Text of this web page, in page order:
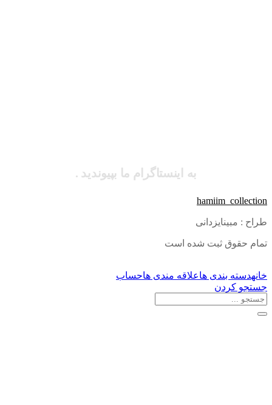
به اینستاگرام ما بپیوندید .
hamiim_collection
طراح : مبینایزدانی
تمام حقوق ثبت شده است
خانهدسته بندی هاعلاقه مندی هاحساب
جستجو کردن